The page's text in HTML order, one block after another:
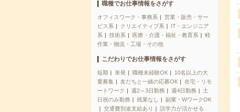
職種でお仕事情報をさがす
オフィスワーク・事務系
営業・販売・サー
ビス系
クリエイティブ系
IT・エンジニア
系
技術系 医療・介護・福祉・教育系
軽
作業・物流・工場・その他
こだわりでお仕事情報をさがす
短期 単発 職種未経験OK
10名以上の大
量募集
友だちと一緒の応募OK
在宅・リモ
ートワーク
週2～3日勤務 週4日勤務
土
日祝のみ勤務
残業なし
副業・WワークOK
交通費別途支給あり
語学力が活かせる